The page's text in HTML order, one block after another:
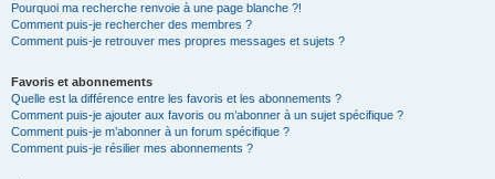
Pourquoi ma recherche renvoie à une page blanche ?!
Comment puis-je rechercher des membres ?
Comment puis-je retrouver mes propres messages et sujets ?
Favoris et abonnements
Quelle est la différence entre les favoris et les abonnements ?
Comment puis-je ajouter aux favoris ou m’abonner à un sujet spécifique ?
Comment puis-je m’abonner à un forum spécifique ?
Comment puis-je résilier mes abonnements ?